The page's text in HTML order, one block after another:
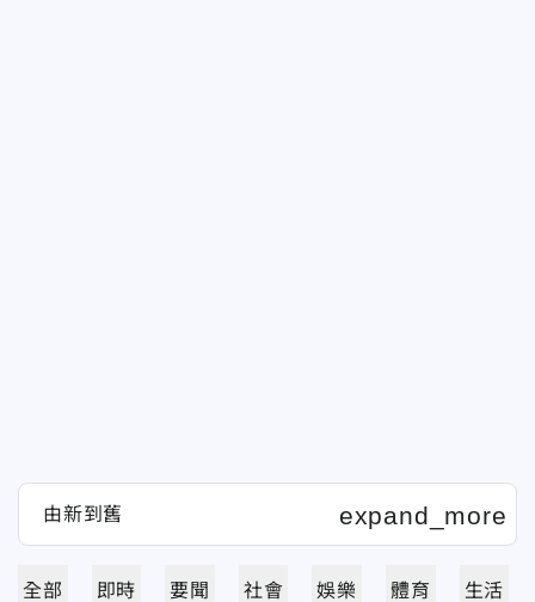
全部 即時 要聞 社會 娛樂 體育 生活